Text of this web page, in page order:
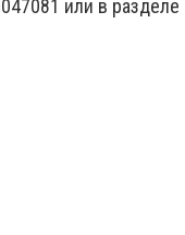
или в разделе